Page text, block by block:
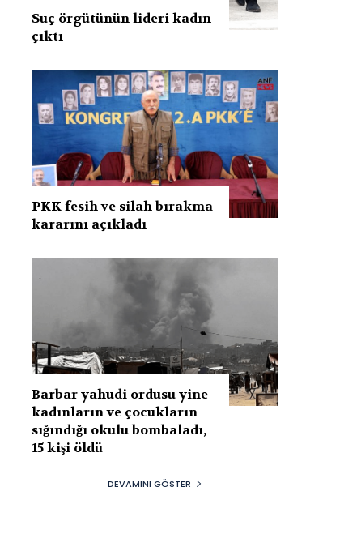
Suç örgütünün lideri kadın
çıktı
PKK fesih ve silah bırakma
kararını açıkladı
Barbar yahudi ordusu yine
kadınların ve çocukların
sığındığı okulu bombaladı,
15 kişi öldü
DEVAMINI GÖSTER